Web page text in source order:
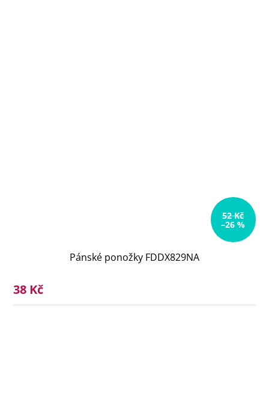
52 Kč
–26 %
Pánské ponožky FDDX829NA
38 Kč